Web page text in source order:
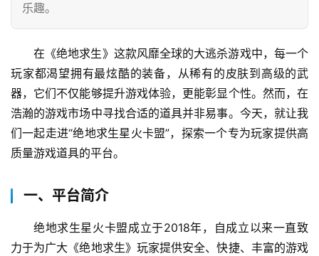
乐趣。
在《绝地求生》这款风靡全球的大逃杀游戏中，每一个
玩家都渴望拥有最炫酷的装备，从稀有的皮肤到高级的武
器，它们不仅能够提升游戏体验，更能彰显个性。然而，在
浩瀚的游戏市场中寻找合适的道具并非易事。今天，就让我
们一起走进“绝地求生星火卡盟”，探索一个专为玩家提供高
质量游戏道具的平台。
一、平台简介
绝地求生星火卡盟成立于2018年，自成立以来一直致
力于为广大《绝地求生》玩家提供安全、快捷、丰富的游戏